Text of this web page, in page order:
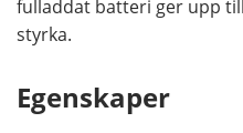
fulladdat batteri ger upp
styrka.
Egenskaper